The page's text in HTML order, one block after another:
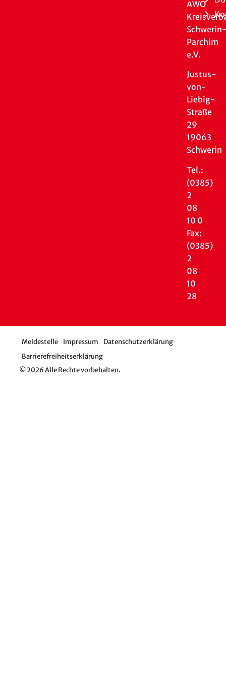
AWO
Parchim
e.V.
Justus-
von-
Liebig-
Straße
29
19063
Schwerin
Tel.:
(0385)
2
08
10 0
Fax:
(0385)
2
08
10
28
© 2026 Alle Rechte vorbehalten.
Meldestelle Impressum
Datenschutzerklärung
Barrierefreiheitserklärung